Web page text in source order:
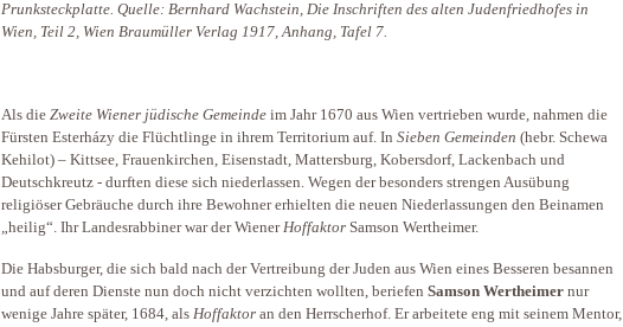
Prunksteckplatte. Quelle: Bernhard Wachstein, Die Inschriften des alten Judenfriedhofes in
Wien, Teil 2, Wien Braumüller Verlag 1917, Anhang, Tafel 7.
Als die Zweite Wiener jüdische Gemeinde im Jahr 1670 aus Wien vertrieben wurde, nahmen die
Fürsten Esterházy die Flüchtlinge in ihrem Territorium auf. In Sieben Gemeinden (hebr. Schewa
Kehilot) – Kittsee, Frauenkirchen, Eisenstadt, Mattersburg, Kobersdorf, Lackenbach und
Deutschkreutz - durften diese sich niederlassen. Wegen der besonders strengen Ausübung
religiöser Gebräuche durch ihre Bewohner erhielten die neuen Niederlassungen den Beinamen
„heilig“. Ihr Landesrabbiner war der WienerHoffaktor Samson Wertheimer.
Die Habsburger, die sich bald nach der Vertreibung der Juden aus Wien eines Besseren besannen
und auf deren Dienste nun doch nicht verzichten wollten, beriefen Samson Wertheimer nur
wenige Jahre später, 1684, als Hoffaktor an den Herrscherhof. Er arbeitete eng mit seinem Mentor,